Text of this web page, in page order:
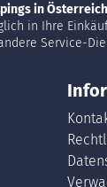
in
in Ihre
Service-